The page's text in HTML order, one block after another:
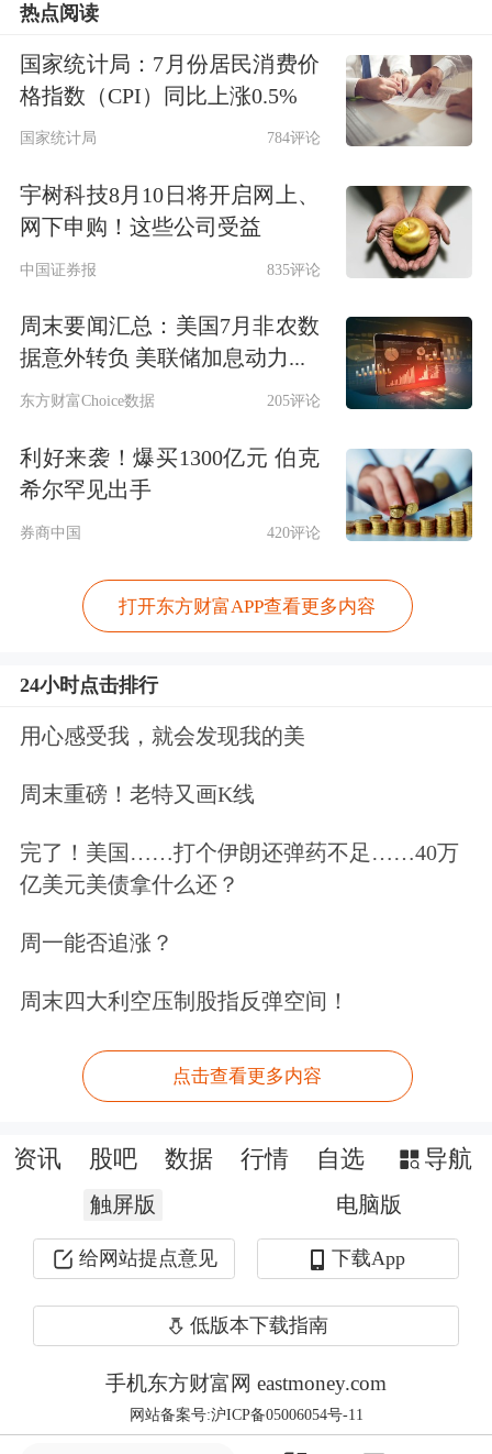
过600亿美元，并且深度参与“星际之
门”项目。就在日前，公司又被曝将在
法国投资最高850亿美元，打造最高
义公开表示，人工智能浪潮才刚刚开
始，这轮AI浪潮的规模至少是互联网时
在孙正义大肆宣扬“All in AI”的同时，
质疑声也不绝于耳。
有媒体爆料，软银内部正忧虑孙正义对
奥尔特曼存在“追星式”的过度信任，当
多次驳回此类提问，而且态度常常很不
事。如今他们担心，两位创始人之间的
关系可能存在单向依赖，具有潜在风
险。
野村综合研究所执行经济学家木内隆秀
更是直言，正如互联网泡沫破裂时的情
况一样，“如果人们普遍认为AI广泛应
用带来的经济效益可能达不到预期，那
减弱。”
追“泡沫”的人
业界的担忧并非空穴来风，孙正义的激
进投资者人设早已深入人心。
至今仍为人称道的，是孙正义两笔经典
投资：上世纪90年代末互联网萌芽期，
仅凭半小时会面便果断重仓初创雅虎；
热点阅读
国家统计局：7月份居民消费价
格指数（CPI）同比上涨0.5%
国家统计局 784评论
宇树科技8月10日将开启网上、
网下申购！这些公司受益
中国证券报 835评论
周末要闻汇总：美国7月非农数
据意外转负 美联储加息动力...
东方财富Choice数据 205评论
利好来袭！爆买1300亿元 伯克
希尔罕见出手
券商中国 420评论
打开东方财富APP查看更多内容
24小时点击排行
用心感受我，就会发现我的美
周末重磅！老特又画K线
完了！美国……打个伊朗还弹药不足……40万
亿美元美债拿什么还？
周一能否追涨？
周末四大利空压制股指反弹空间！
点击查看更多内容
资讯 股吧 数据 行情 自选 导航
触屏版 电脑版
给网站提点意见 下载App
低版本下载指南
手机东方财富网 eastmoney.com
网站备案号:沪ICP备05006054号-11